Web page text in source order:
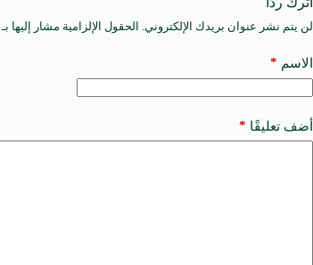
لن يتم نشر عنوان بريدك الإلكتروني. الحقول الإلزامية مشار إليها بـ
الاسم *
أضف تعليقًا *
A
t
e
a
t